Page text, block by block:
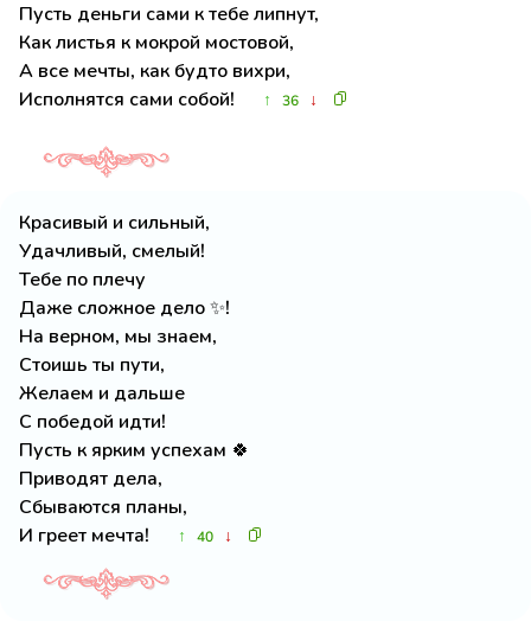
Пусть деньги сами к тебе липнут,
Как листья к мокрой мостовой,
А все мечты, как будто вихри,
Исполнятся сами собой!
↑ 36 ↓
Красивый и сильный,
Удачливый, смелый!
Тебе по плечу
Даже сложное дело ✨!
На верном, мы знаем,
Стоишь ты пути,
Желаем и дальше
С победой идти!
Пусть к ярким успехам 🍀
Приводят дела,
Сбываются планы,
И греет мечта!
↑ 40 ↓